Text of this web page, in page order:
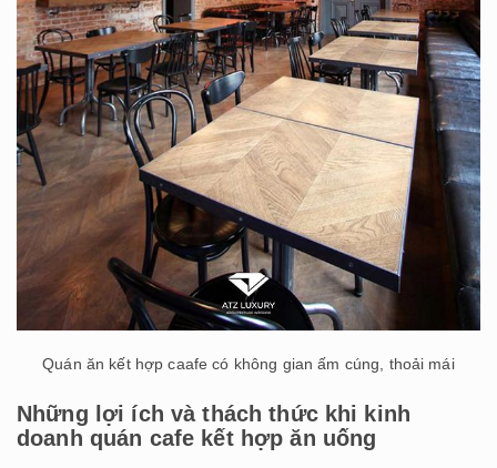
Quán ăn kết hợp caafe có không gian ấm cúng, thoải mái
Những lợi ích và thách thức khi kinh
doanh quán cafe kết hợp ăn uống